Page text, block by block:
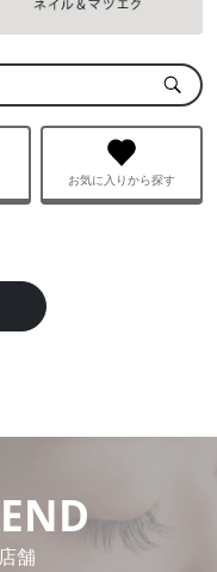
お気に入りから探す
舗